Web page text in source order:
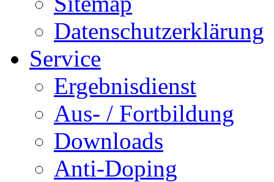
Datenschutzerklärung
Service
Ergebnisdienst
Aus- / Fortbildung
Downloads
Anti-Doping